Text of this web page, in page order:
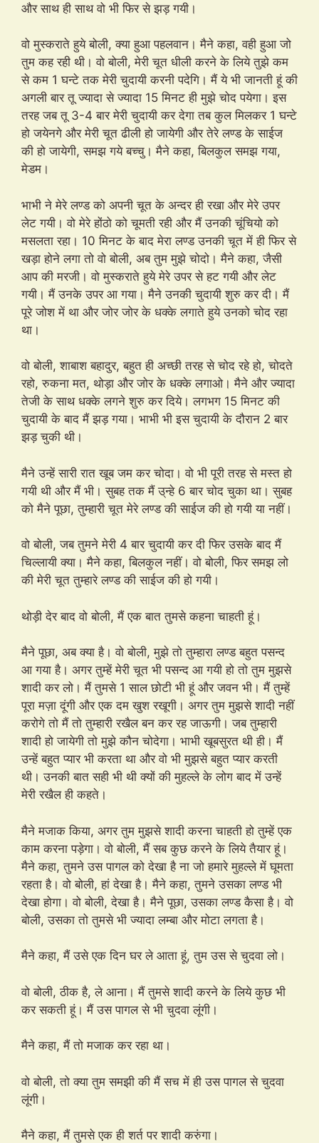
और साथ ही साथ वो भी फिर से झड़ गयी।
वो मुस्कराते हुये बोली, क्या हुआ पहलवान। मैने कहा, वही हुआ जो
तुम कह रही थी। वो बोली, मेरी चूत धीली करने के लिये तुझे कम
से कम 1 घन्टे तक मेरी चुदायी करनी पदेगि। मैं ये भी जानती हूं की
अगली बार तू ज्यादा से ज्यादा 15 मिनट ही मुझे चोद पयेगा। इस
तरह जब तू 3-4 बार मेरी चुदायी कर देगा तब कुल मिलकर 1 घन्टे
हो जयेनगे और मेरी चूत ढीली हो जायेगी और तेरे लण्ड के साईज
की हो जायेगी, समझ गये बच्चु। मैने कहा, बिलकुल समझ गया,
मेडम।
भाभी ने मेरे लण्ड को अपनी चूत के अन्दर ही रखा और मेरे उपर
लेट गयी। वो मेरे होंठो को चूमती रही और मैं उनकी चूंचियो को
मसलता रहा। 10 मिनट के बाद मेरा लण्ड उनकी चूत में ही फिर से
खड़ा होने लगा तो वो बोली, अब तुम मुझे चोदो। मैने कहा, जैसी
आप की मरजी। वो मुस्कराते हुये मेरे उपर से हट गयी और लेट
गयी। मैं उनके उपर आ गया। मैने उनकी चुदायी शुरु कर दी। मैं
पूरे जोश में था और जोर जोर के धक्के लगाते हुये उनको चोद रहा
था।
वो बोली, शाबाश बहादुर, बहुत ही अच्छी तरह से चोद रहे हो, चोदते
रहो, रुकना मत, थोड़ा और जोर के धक्के लगाओ। मैने और ज्यादा
तेजी के साथ धक्के लगने शुरु कर दिये। लगभग 15 मिनट की
चुदायी के बाद मैं झड़ गया। भाभी भी इस चुदायी के दौरान 2 बार
झड़ चुकी थी।
मैने उन्हें सारी रात खूब जम कर चोदा। वो भी पूरी तरह से मस्त हो
गयी थी और मैं भी। सुबह तक मैं उ्न्हे 6 बार चोद चुका था। सुबह
को मैने पूछा, तुम्हारी चूत मेरे लण्ड की साईज की हो गयी या नहीं।
वो बोली, जब तुमने मेरी 4 बार चुदायी कर दी फिर उसके बाद मैं
चिल्लायी क्या। मैने कहा, बिलकुल नहीं। वो बोली, फिर समझ लो
की मेरी चूत तुम्हारे लण्ड की साईज की हो गयी।
थोड़ी देर बाद वो बोली, मैं एक बात तुमसे कहना चाहती हूं।
मैने पूछा, अब क्या है। वो बोली, मुझे तो तुम्हारा लण्ड बहुत पसन्द
आ गया है। अगर तुम्हें मेरी चूत भी पसन्द आ गयी हो तो तुम मुझसे
शादी कर लो। मैं तुमसे 1 साल छोटी भी हूं और जवन भी। मैं तुम्हें
पूरा मज़ा दूंगी और एक दम खुश रखूगी। अगर तुम मुझसे शादी नहीं
करोगे तो मैं तो तुम्हारी रखैल बन कर रह जाऊगी। जब तुम्हारी
शादी हो जायेगी तो मुझे कौन चोदेगा। भाभी खूबसुरत थी ही। मैं
उन्हें बहुत प्यार भी करता था और वो भी मुझसे बहुत प्यार करती
थी। उनकी बात सही भी थी क्यों की मुहल्ले के लोग बाद में उन्हें
मेरी रखैल ही कहते।
मैने मजाक किया, अगर तुम मुझसे शादी करना चाहती हो तुम्हें एक
काम करना पड़ेगा। वो बोली, मैं सब कुछ करने के लिये तैयार हूं।
मैने कहा, तुमने उस पागल को देखा है ना जो हमारे मुहल्ले में घूमता
रहता है। वो बोली, हां देखा है। मैने कहा, तुमने उसका लण्ड भी
देखा होगा। वो बोली, देखा है। मैने पूछा, उसका लण्ड कैसा है। वो
बोली, उसका तो तुमसे भी ज्यादा लम्बा और मोटा लगता है।
मैने कहा, मैं उसे एक दिन घर ले आता हूं, तुम उस से चुदवा लो।
वो बोली, ठीक है, ले आना। मैं तुमसे शादी करने के लिये कुछ भी
कर सकती हूं। मैं उस पागल से भी चुदवा लूंगी।
मैने कहा, मैं तो मजाक कर रहा था।
वो बोली, तो क्या तुम समझी की मैं सच में ही उस पागल से चुदवा
लूंगी।
मैने कहा, मैं तुमसे एक ही शर्त पर शादी करुंगा।